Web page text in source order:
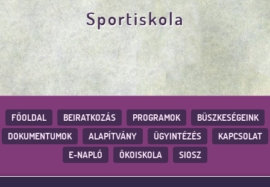
Sportiskola
FŐOLDAL BEIRATKOZÁS PROGRAMOK
BÜSZKESÉGEINK
DOKUMENTUMOK
ALAPÍTVÁNY ÜGYINTÉZÉS
KAPCSOLAT
E-NAPLÓ
ÖKOISKOLA SIOSZ